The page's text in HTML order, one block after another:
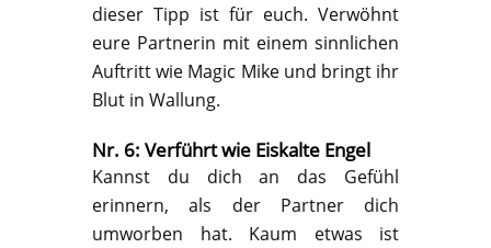
dieser Tipp ist für euch. Verwöhnt
eure Partnerin mit einem sinnlichen
Auftritt wie Magic Mike und bringt ihr
Blut in Wallung.
Nr. 6: Verführt wie Eiskalte Engel
Kannst du dich an das Gefühl
erinnern, als der Partner dich
umworben hat. Kaum etwas ist